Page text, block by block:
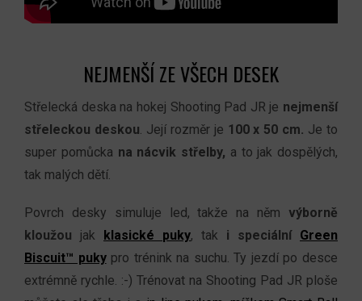
NEJMENŠÍ ZE VŠECH DESEK
Střelecká deska na hokej Shooting Pad JR je nejmenší
střeleckou deskou . Její rozměr je 100 x 50 cm. Je to
super pomůcka na nácvik střelby, a to jak dospělých,
tak malých dětí.
Povrch desky simuluje led, takže na něm výborně
kloužou jak klasické puky, tak i speciální Green
Biscuit™ pukypro trénink na suchu. Ty jezdí po desce
extrémně rychle. :-) Trénovat na Shooting Pad JR ploše